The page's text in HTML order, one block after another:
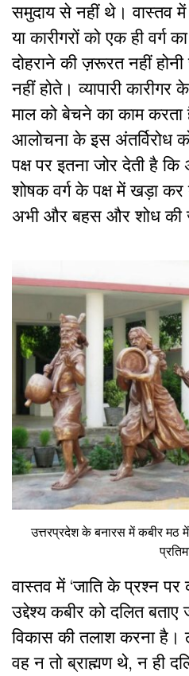
समुदाय से नहीं थे। वास्तव में
या कारीगरों को एक ही
दोहराने की ज़रूरत नहीं होनी
नहीं होते। व्यापारी
माल को बेचने का काम करता
आलोचना के इस अंतर्विरोध
पक्ष पर इतना जोर देती है
शोषक वर्ग के पक्ष में खड़ा कर
अभी और बहस और शोध की
उत्तरप्रदेश के बनारस में कबीर मठ
वास्तव में ‘जाति के प्रश्न पर
उद्देश्य कबीर को दलित
विकास की तलाश करना
वह न तो ब्राह्मण थे, न ही